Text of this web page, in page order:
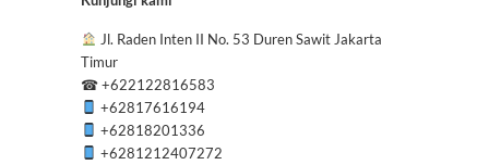
Jl. Raden Inten II No. 53 Duren Sawit Jakarta
Timur
☎+622122816583
+62817616194
+62818201336
+6281212407272